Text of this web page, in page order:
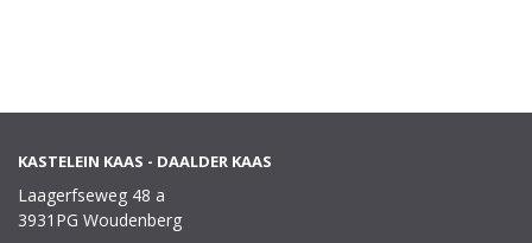
KASTELEIN KAAS - DAALDER KAAS
Laagerfseweg 48 a
3931PG Woudenberg